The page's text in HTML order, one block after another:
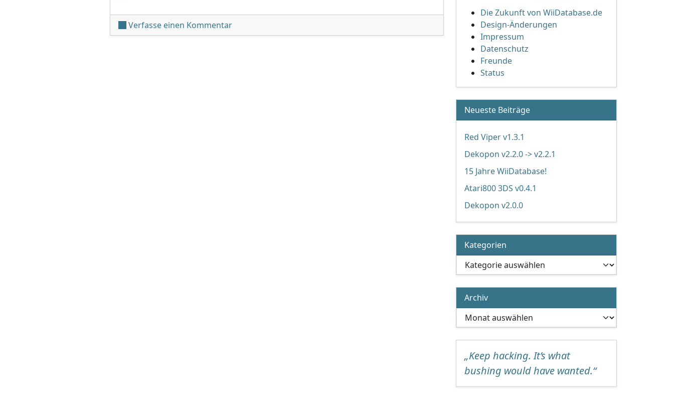
Verfasse einen Kommentarunter 'Nicht vergessen: Das WiiDatabase Team auf der gamescom!'
Die Zukunft von WiiDatabase.de
Design-Änderungen
Impressum
Datenschutz
Freunde
Status
Neueste Beiträge
Red Viper v1.3.1
Dekopon v2.2.0 -> v2.2.1
15 Jahre WiiDatabase!
Atari800 3DS v0.4.1
Dekopon v2.0.0
Kategorien
Kategorien
Archiv
Archiv
„Keep hacking. It’s what
bushing would have wanted.“